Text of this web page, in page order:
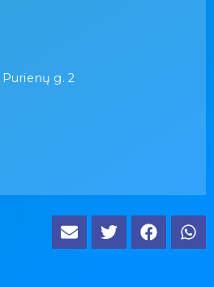
Purienų g. 2